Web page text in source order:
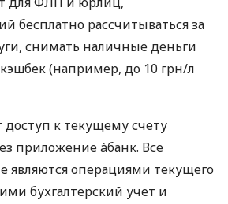
бесплатно рассчитываться за
снимать наличные деньги
(например, до 10 грн/л
доступ к текущему счету
приложение àбанк. Все
являются операциями текущего
бухгалтерский учет и